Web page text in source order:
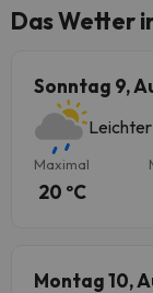
Das Wetter
Sonntag 9,
Leichter
Maximal
20 ºC
Montag 10,